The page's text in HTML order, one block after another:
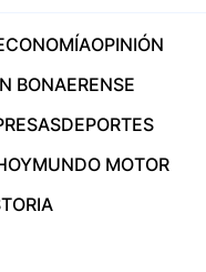
OPINIÓN
BONAERENSE
DEPORTES
MUNDO MOTOR